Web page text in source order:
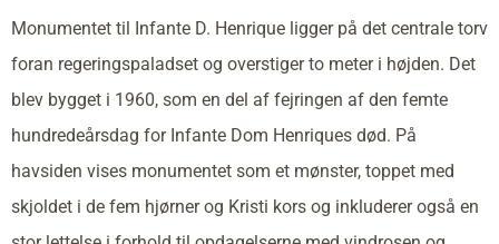
Monumentet til Infante D. Henrique ligger på det centrale torv
foran regeringspaladset og overstiger to meter i højden. Det
blev bygget i 1960, som en del af fejringen af den femte
hundredeårsdag for Infante Dom Henriques død. På
havsiden vises monumentet som et mønster, toppet med
skjoldet i de fem hjørner og Kristi kors og inkluderer også en